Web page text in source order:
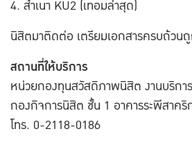
สำเนา KU2 (เทอมล่าสุด)
นิสิตมาติดต่อ เตรียมเอกสารครบถ้วน
สถานที่ให้บริการ
หน่วยกองทุนสวัสดิภาพนิสิต งานบริกา
กองกิจการนิสิต ชั้น 1 อาคารระพีสาคริ
โทร. 0-2118-0186